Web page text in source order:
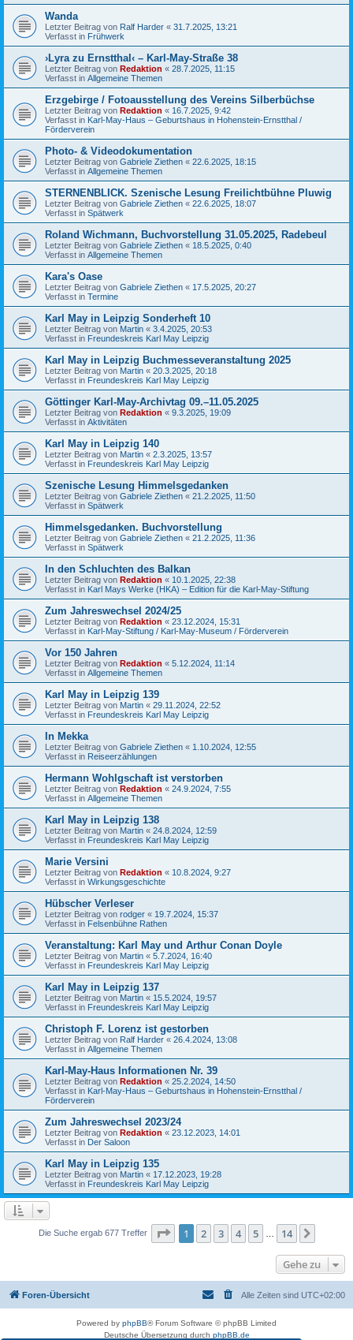
Wanda
Letzter Beitrag von Ralf Harder « 31.7.2025, 13:21
Verfasst in Frühwerk
›Lyra zu Ernstthal‹ – Karl-May-Straße 38
Letzter Beitrag von Redaktion « 28.7.2025, 11:15
Verfasst in Allgemeine Themen
Erzgebirge / Fotoausstellung des Vereins Silberbüchse
Letzter Beitrag von Redaktion « 16.7.2025, 9:42
Verfasst in Karl-May-Haus – Geburtshaus in Hohenstein-Ernstthal /
Förderverein
Photo- & Videodokumentation
Letzter Beitrag von Gabriele Ziethen « 22.6.2025, 18:15
Verfasst in Allgemeine Themen
STERNENBLICK. Szenische Lesung Freilichtbühne Pluwig
Letzter Beitrag von Gabriele Ziethen « 22.6.2025, 18:07
Verfasst in Spätwerk
Roland Wichmann, Buchvorstellung 31.05.2025, Radebeul
Letzter Beitrag von Gabriele Ziethen « 18.5.2025, 0:40
Verfasst in Allgemeine Themen
Kara's Oase
Letzter Beitrag von Gabriele Ziethen « 17.5.2025, 20:27
Verfasst in Termine
Karl May in Leipzig Sonderheft 10
Letzter Beitrag von Martin « 3.4.2025, 20:53
Verfasst in Freundeskreis Karl May Leipzig
Karl May in Leipzig Buchmesseveranstaltung 2025
Letzter Beitrag von Martin « 20.3.2025, 20:18
Verfasst in Freundeskreis Karl May Leipzig
Göttinger Karl-May-Archivtag 09.–11.05.2025
Letzter Beitrag von Redaktion « 9.3.2025, 19:09
Verfasst in Aktivitäten
Karl May in Leipzig 140
Letzter Beitrag von Martin « 2.3.2025, 13:57
Verfasst in Freundeskreis Karl May Leipzig
Szenische Lesung Himmelsgedanken
Letzter Beitrag von Gabriele Ziethen « 21.2.2025, 11:50
Verfasst in Spätwerk
Himmelsgedanken. Buchvorstellung
Letzter Beitrag von Gabriele Ziethen « 21.2.2025, 11:36
Verfasst in Spätwerk
In den Schluchten des Balkan
Letzter Beitrag von Redaktion « 10.1.2025, 22:38
Verfasst in Karl Mays Werke (HKA) – Edition für die Karl-May-Stiftung
Zum Jahreswechsel 2024/25
Letzter Beitrag von Redaktion « 23.12.2024, 15:31
Verfasst in Karl-May-Stiftung / Karl-May-Museum / Förderverein
Vor 150 Jahren
Letzter Beitrag von Redaktion « 5.12.2024, 11:14
Verfasst in Allgemeine Themen
Karl May in Leipzig 139
Letzter Beitrag von Martin « 29.11.2024, 22:52
Verfasst in Freundeskreis Karl May Leipzig
In Mekka
Letzter Beitrag von Gabriele Ziethen « 1.10.2024, 12:55
Verfasst in Reiseerzählungen
Hermann Wohlgschaft ist verstorben
Letzter Beitrag von Redaktion « 24.9.2024, 7:55
Verfasst in Allgemeine Themen
Karl May in Leipzig 138
Letzter Beitrag von Martin « 24.8.2024, 12:59
Verfasst in Freundeskreis Karl May Leipzig
Marie Versini
Letzter Beitrag von Redaktion « 10.8.2024, 9:27
Verfasst in Wirkungsgeschichte
Hübscher Verleser
Letzter Beitrag von rodger « 19.7.2024, 15:37
Verfasst in Felsenbühne Rathen
Veranstaltung: Karl May und Arthur Conan Doyle
Letzter Beitrag von Martin « 5.7.2024, 16:40
Verfasst in Freundeskreis Karl May Leipzig
Karl May in Leipzig 137
Letzter Beitrag von Martin « 15.5.2024, 19:57
Verfasst in Freundeskreis Karl May Leipzig
Christoph F. Lorenz ist gestorben
Letzter Beitrag von Ralf Harder « 26.4.2024, 13:08
Verfasst in Allgemeine Themen
Karl-May-Haus Informationen Nr. 39
Letzter Beitrag von Redaktion « 25.2.2024, 14:50
Verfasst in Karl-May-Haus – Geburtshaus in Hohenstein-Ernstthal /
Förderverein
Zum Jahreswechsel 2023/24
Letzter Beitrag von Redaktion « 23.12.2023, 14:01
Verfasst in Der Saloon
Karl May in Leipzig 135
Letzter Beitrag von Martin « 17.12.2023, 19:28
Verfasst in Freundeskreis Karl May Leipzig
Die Suche ergab 677 Treffer Seite 1von 14
1 2 3 4 5 14
Gehe zu
Foren-Übersicht Alle Zeiten sind UTC+02:00
Powered by phpBB® Forum Software © phpBB Limited
Deutsche Übersetzung durch phpBB.de